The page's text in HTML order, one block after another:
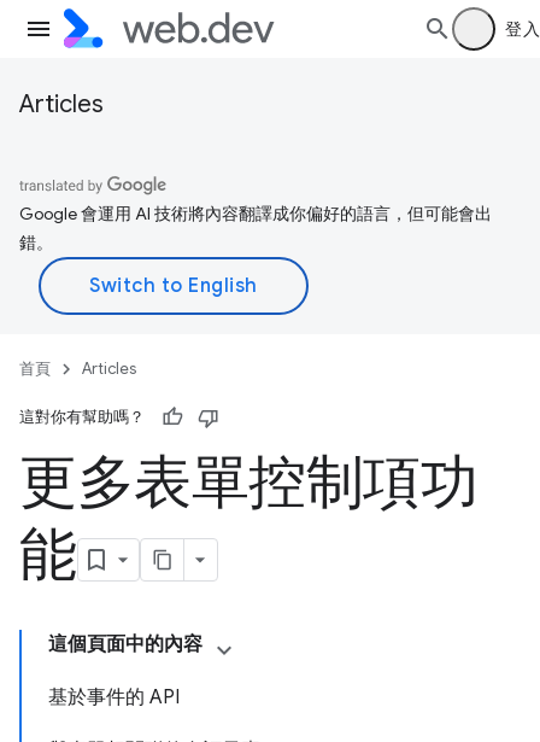
登入
Articles
Google 會運用 AI 技術將內容翻譯成你偏好的語言，但可能會出
錯。
首頁 Articles
這對你有幫助嗎？
更多表單控制項功
能
這個頁面中的內容
基於事件的 API